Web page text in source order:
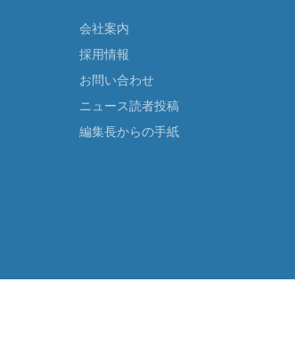
会社案内
採用情報
お問い合わせ
ニュース読者投稿
編集長からの手紙